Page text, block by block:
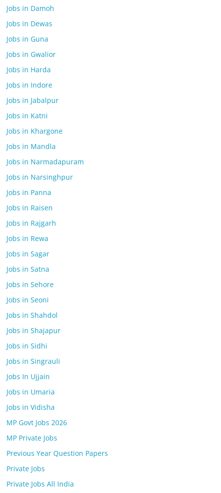
Jobs in Damoh
Jobs in Dewas
Jobs in Guna
Jobs in Gwalior
Jobs in Harda
Jobs in Indore
Jobs in Jabalpur
Jobs in Katni
Jobs in Khargone
Jobs in Mandla
Jobs in Narmadapuram
Jobs in Narsinghpur
Jobs in Panna
Jobs in Raisen
Jobs in Rajgarh
Jobs in Rewa
Jobs in Sagar
Jobs in Satna
Jobs in Sehore
Jobs in Seoni
Jobs in Shahdol
Jobs in Shajapur
Jobs in Sidhi
Jobs in Singrauli
Jobs In Ujjain
Jobs in Umaria
Jobs in Vidisha
MP Govt Jobs 2026
MP Private Jobs
Previous Year Question Papers
Private Jobs
Private Jobs All India